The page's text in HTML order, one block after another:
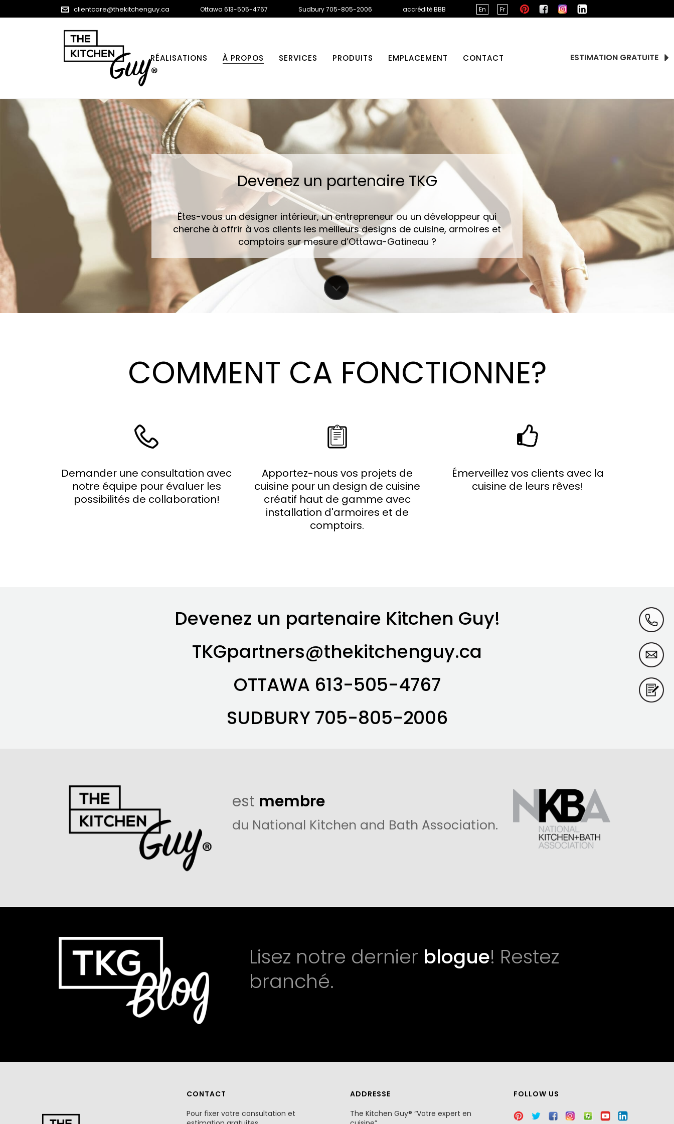
clientcare@thekitchenguy.ca Ottawa 613-505-4767 Sudbury 705-805-2006 accrédité BBB En Fr
RÉALISATIONS À PROPOS SERVICES PRODUITS EMPLACEMENT CONTACT ESTIMATION GRATUITE
Devenez un partenaire TKG
Êtes-vous un designer intérieur, un entrepreneur ou un développeur qui
cherche à offrir à vos clients les meilleurs designs de cuisine, armoires et
comptoirs sur mesure d’Ottawa-Gatineau ?
COMMENT CA FONCTIONNE?
Demander une consultation avec
notre équipe pour évaluer les
possibilités de collaboration!
Apportez-nous vos projets de
cuisine pour un design de cuisine
créatif haut de gamme avec
installation d'armoires et de
comptoirs.
Émerveillez vos clients avec la
cuisine de leurs rêves!
Devenez un partenaire Kitchen Guy!
TKGpartners@thekitchenguy.ca
OTTAWA 613-505-4767
SUDBURY705-805-2006
est membre
du National Kitchen and Bath Association.
Lisez notre dernier blogue! Restez
branché.
CONTACT
Pour fixer votre consultation et
ADDRESSE
The Kitchen Guy® “Votre expert en
FOLLOW US